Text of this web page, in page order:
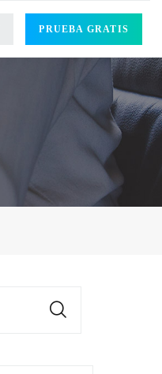
PRUEBA GRATIS